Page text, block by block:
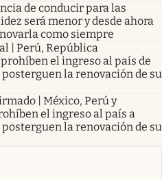
de conducir para las
será menor y desde ahora
como siempre
| Perú, República
el ingreso al país de
la renovación de su
| México, Perú y
el ingreso al país a
la renovación de su